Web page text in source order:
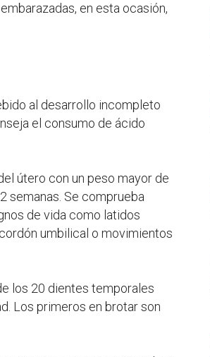
en esta ocasión,
al desarrollo incompleto
el consumo de ácido
útero con un peso mayor de
semanas. Se comprueba
de vida como latidos
umbilical o movimientos
los 20 dientes temporales
Los primeros en brotar son